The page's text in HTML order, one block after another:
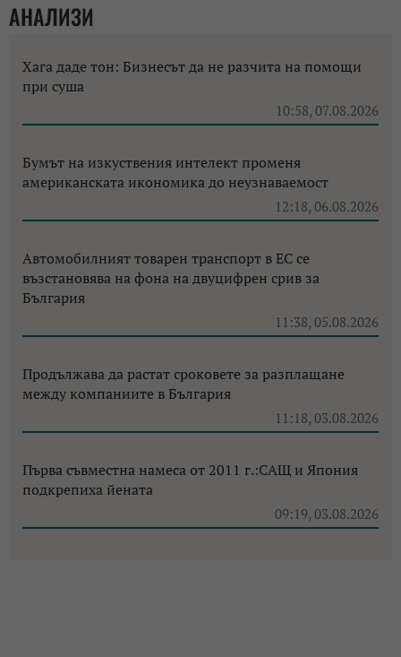
АНАЛИЗИ
Хага даде тон: Бизнесът да не разчита на помощи
при суша
10:58, 07.08.2026
Бумът на изкуствения интелект променя
американската икономика до неузнаваемост
12:18, 06.08.2026
Автомобилният товарен транспорт в ЕС се
възстановява на фона на двуцифрен срив за
България
11:38, 05.08.2026
Продължава да растат сроковете за разплащане
между компаниите в България
11:18, 03.08.2026
Първа съвместна намеса от 2011 г.:САЩ и Япония
подкрепиха йената
09:19, 03.08.2026